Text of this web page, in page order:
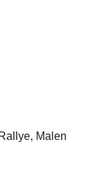
Malen